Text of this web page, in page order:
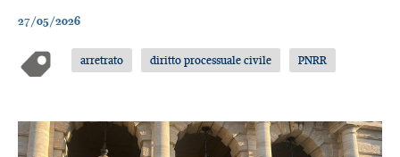
27/05/2026
arretrato diritto processuale civile PNRR